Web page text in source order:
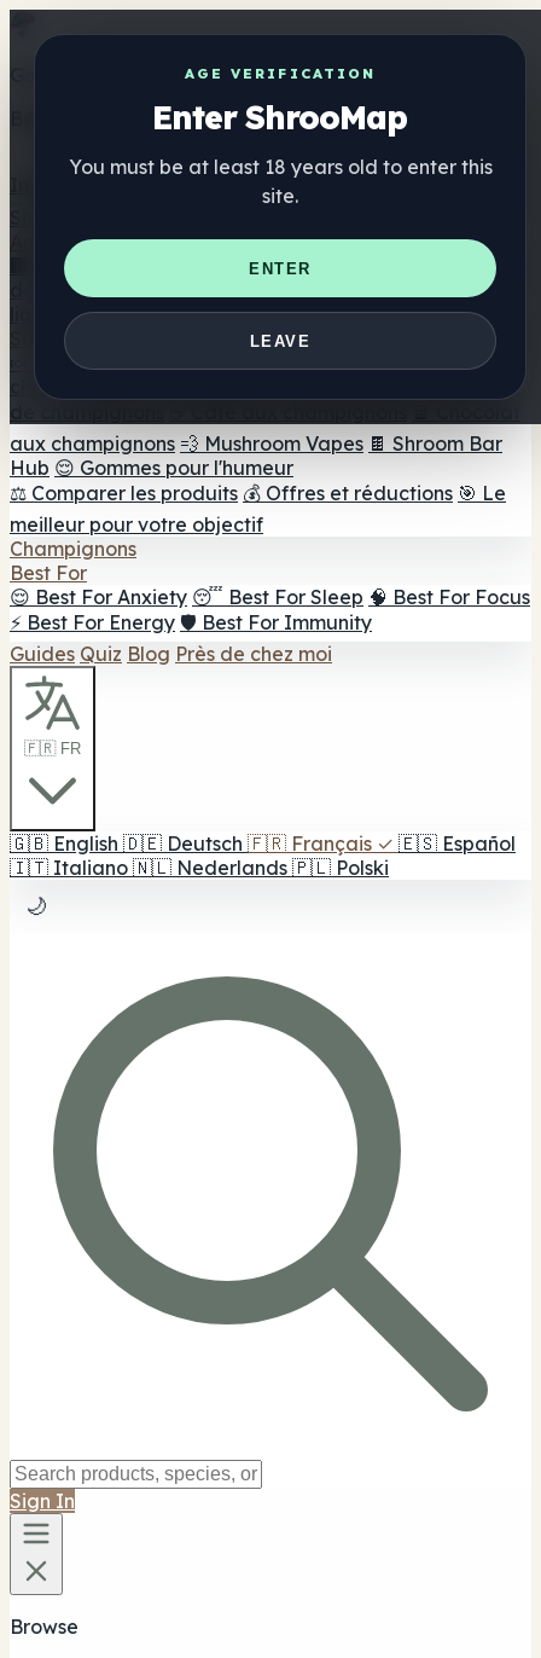
AGE VERIFICATION
Enter ShrooMap
You must be at least 18 years old to enter this
site.
ENTER
LEAVE
Get the ShrooMap app
Better than mobile web — one tap away
Annuaire
🏢 Répertoire des marques 📍 Recherche d'un magasin
de tête 🔮 Smartshop Finder
🛒 Magasins de tête en
Suppléments
🍬 Gommes aux champignons 💊 Capsules de
champignons
aux champignons 💨 Mushroom Vapes 🍫 Shroom Bar
Hub 😌 Gommes pour l'humeur
⚖️ Comparer les produits 💰 Offres et réductions 🎯 Le
meilleur pour votre objectif
Champignons
Best For
😌 Best For Anxiety 😴 Best For Sleep 🧠 Best For Focus
⚡ Best For Energy 🛡️ Best For Immunity
Guides Quiz Blog Près de chez moi
🇫🇷 FR
🇬🇧 English 🇩🇪 Deutsch 🇫🇷 Français ✓ 🇪🇸 Español
🇮🇹 Italiano 🇳🇱 Nederlands 🇵🇱 Polski
🌙
Sign In
Browse